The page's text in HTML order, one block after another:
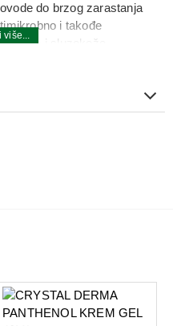
do brzog zarastanja
i takođe
kože i sluzokože.
hemoroida, ranica na